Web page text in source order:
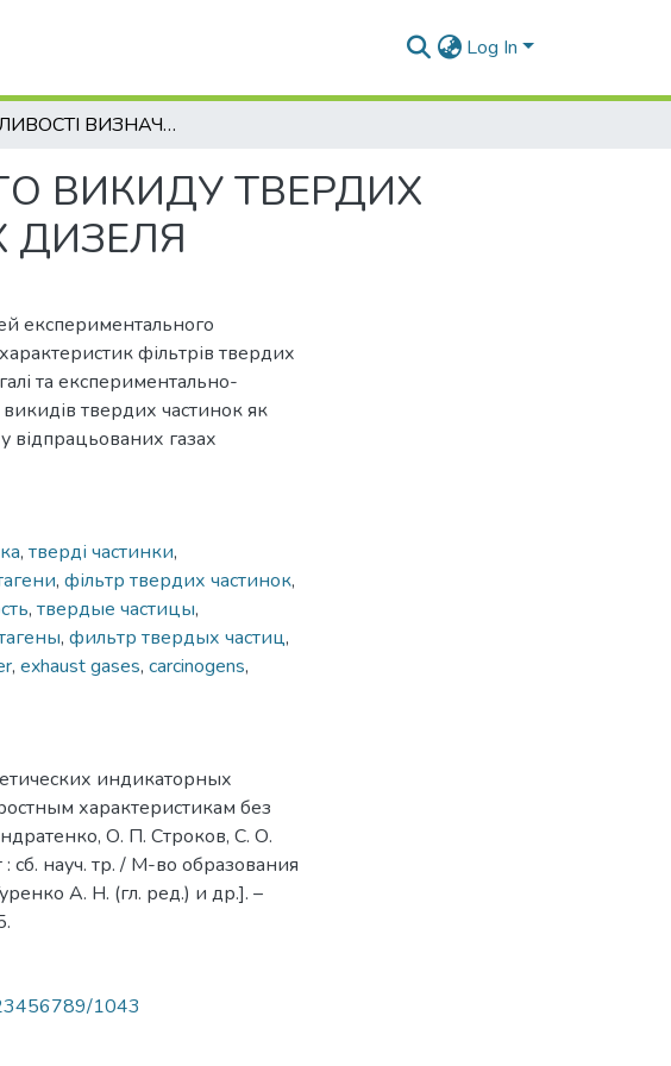
Log In
ОСОБЛИВОСТІ ВИЗНАЧЕННЯ МАСОВОГО ВИКИДУ ТВЕРДИХ ЧАСТИНОК У ВІДПРАЦЬОВАНИХ ГАЗАХ ДИЗЕЛЯ
ВИКИДУ ТВЕРДИХ
ДИЗЕЛЯ
експериментального
фільтрів твердих
та експериментально-
твердих частинок як
відпрацьованих газах
, тверді частинки,
, фільтр твердих частинок,
, твердые частицы,
, фильтр твердых частиц,
, exhaust gases, carcinogens,
индикаторных
характеристикам без
О. П. Строков, С. О.
науч. тр. / М-во образования
А. Н. (гл. ред.) и др.]. –
1043